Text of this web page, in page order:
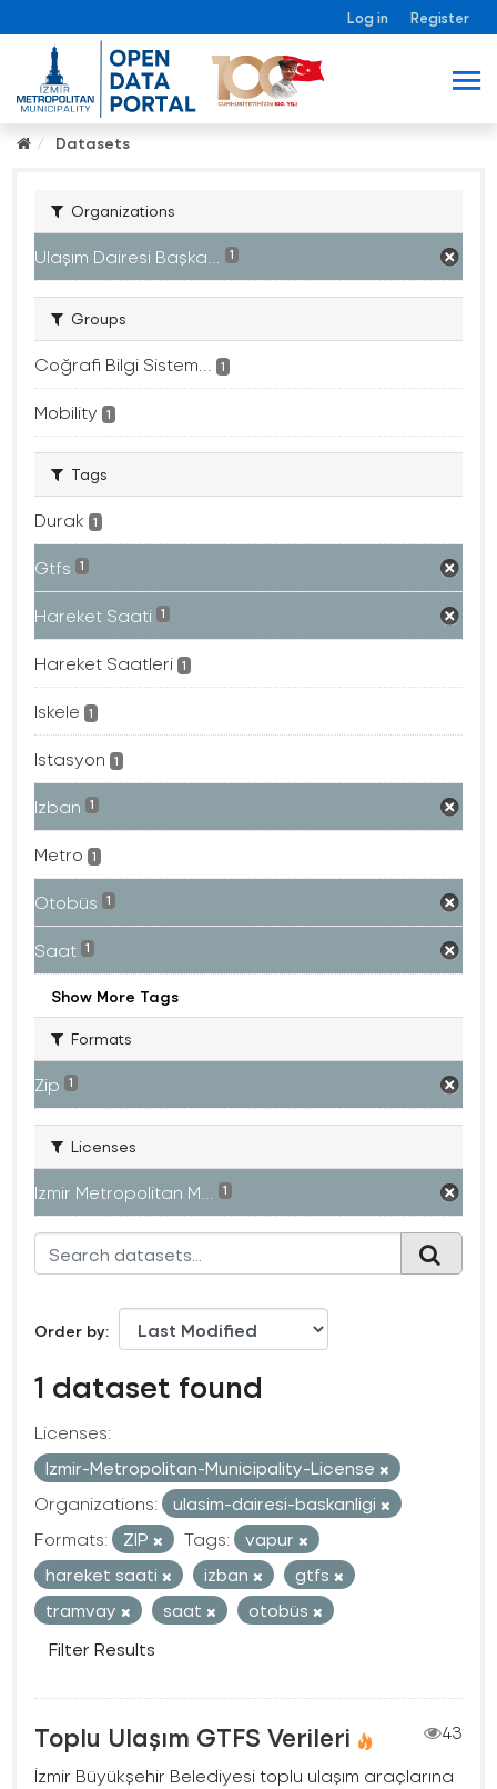
Log in Register
Datasets
Organizations
Ulaşım Dairesi Başka... 1
Groups
Coğrafi Bilgi Sistem... 1
Mobility 1
Tags
Durak 1
Gtfs 1
Hareket Saati 1
Hareket Saatleri 1
Iskele 1
Istasyon 1
Izban 1
Metro 1
Otobüs 1
Saat 1
Show More Tags
Formats
Zip 1
Licenses
Izmir Metropolitan M... 1
Order by
1 dataset found
Licenses:
Izmir-Metropolitan-Municipality-License
Organizations:
ulasim-dairesi-baskanligi
Formats:
ZIP Tags:
vapur
hareket saati
izban
gtfs
tramvay
saat
otobüs
Filter Results
Toplu Ulaşım GTFS Verileri
43
İzmir Büyükşehir Belediyesi toplu ulaşım araçlarına